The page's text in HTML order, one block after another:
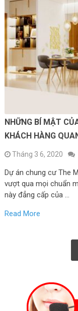
NHỮNG BÍ MẬT
KHÁCH HÀNG
Tháng 3 6, 2020
Dự án chung cư The
vượt qua mọi chuẩn
này đẳng cấp của …
Read More